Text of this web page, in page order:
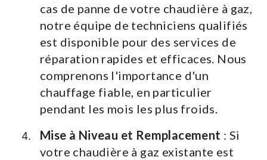
cas de panne de votre chaudière à gaz,
notre équipe de techniciens qualifiés
est disponible pour des services de
réparation rapides et efficaces. Nous
comprenons l'importance d'un
chauffage fiable, en particulier
pendant les mois les plus froids.
Mise à Niveau et Remplacement : Si
votre chaudière à gaz existante est